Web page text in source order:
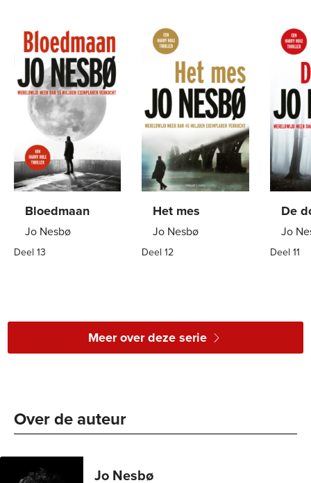
Bloedmaan
Jo Nesbø
Deel 13
Het mes
Jo Nesbø
Deel 12
De
Jo
Deel 11
Meer over deze serie
Over de auteur
Jo Nesbø